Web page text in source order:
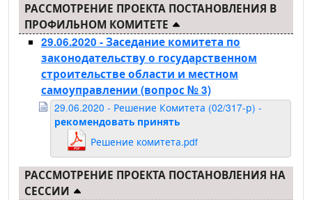
РАССМОТРЕНИЕ ПРОЕКТА ПОСТАНОВЛЕНИЯ В
ПРОФИЛЬНОМ КОМИТЕТЕ
29.06.2020 - Заседание комитета по
законодательству о государственном
строительстве области и местном
самоуправлении (вопрос № 3)
29.06.2020 - Решение Комитета (02/317-р) -
рекомендовать принять
Решение комитета.pdf
РАССМОТРЕНИЕ ПРОЕКТА ПОСТАНОВЛЕНИЯ НА
СЕССИИ